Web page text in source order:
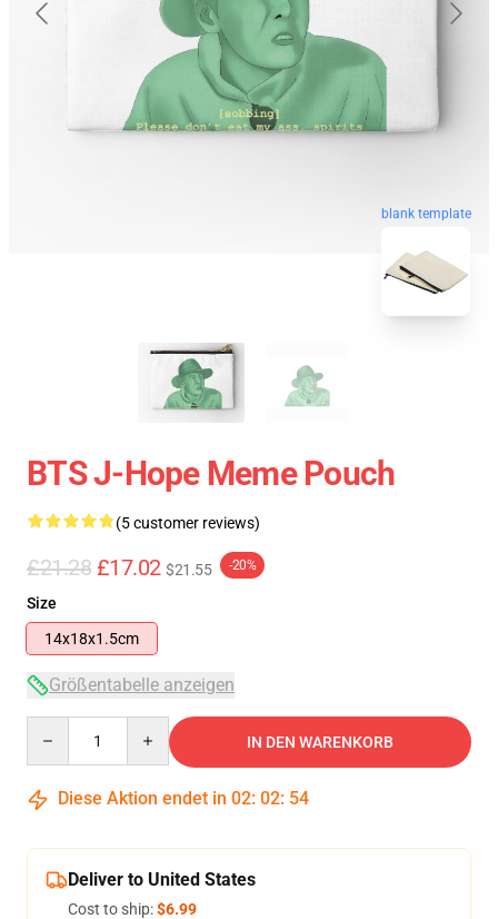
blank template
BTS J-Hope Meme Pouch
(5 customer reviews)
£21.28 £17.02 $21.55 -20%
Size
14x18x1.5cm
Größentabelle anzeigen
IN DEN WARENKORB
Diese Aktion endet in 02: 02: 54
Deliver to United States
Cost to ship:$6.99